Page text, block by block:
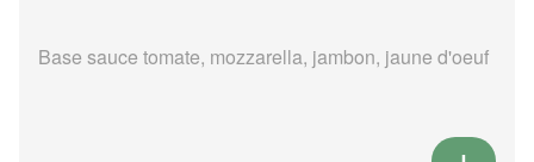
Base sauce tomate, mozzarella, jambon, jaune d'oeuf